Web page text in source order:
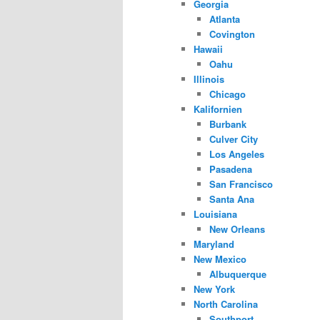
Georgia
Atlanta
Covington
Hawaii
Oahu
Illinois
Chicago
Kalifornien
Burbank
Culver City
Los Angeles
Pasadena
San Francisco
Santa Ana
Louisiana
New Orleans
Maryland
New Mexico
Albuquerque
New York
North Carolina